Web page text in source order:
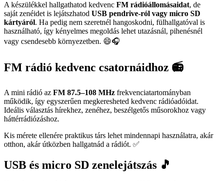
A készülékkel hallgathatod kedvenc FM rádióállomásaidat, de
saját zenéidet is lejátszhatod USB pendrive-ról vagy micro SD
kártyáról. Ha pedig nem szeretnél hangoskodni, fülhallgatóval is
használható, így kényelmes megoldás lehet utazásnál, pihenésnél
vagy csendesebb környezetben. 😄🎧
FM rádió kedvenc csatornáidhoz 📻
A mini rádió az FM 87.5–108 MHz frekvenciatartományban
működik, így egyszerűen megkeresheted kedvenc rádióadóidat.
Ideális választás hírekhez, zenéhez, beszélgetős műsorokhoz vagy
háttérrádiózáshoz.
Kis mérete ellenére praktikus társ lehet mindennapi használatra, akár
otthon, akár útközben hallgatnád a rádiót. ✅
USB és micro SD zenelejátszás 🎵